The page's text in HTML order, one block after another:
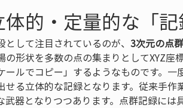
的・定量的な「
して注目されているのが、 3次元の点
の形状を多数の点の集まりとしてXYZ
ールでコピー」するようなものです。
せる立体的な記録となります。従来手
器となりつつあります。点群記録には